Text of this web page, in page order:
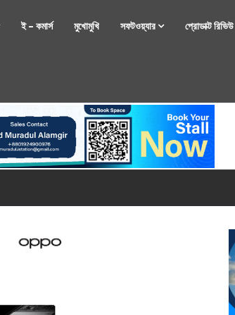
ই – কমার্স মুখোমুখি সফটওয়্যার প্রোডাক্ট রিভিউ